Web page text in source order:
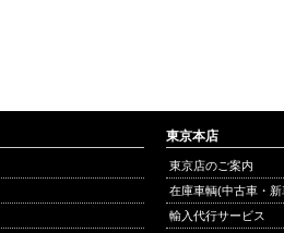
東京本店
東京店のご案内
在庫車輌(中古車・
輸入代行サービス